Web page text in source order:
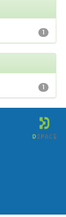
1
1